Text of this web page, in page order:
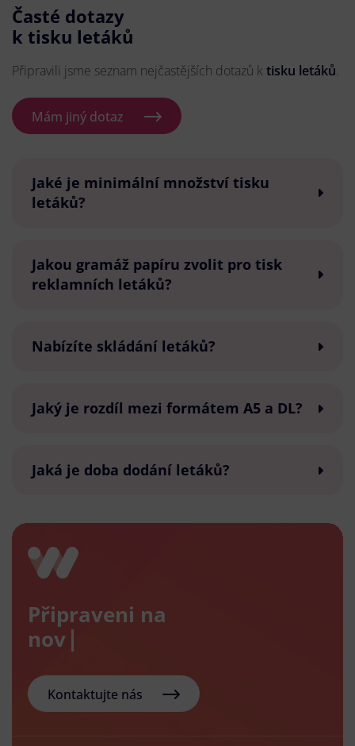
Časté dotazy
k tisku letáků
Připravili jsme seznam nejčastějších dotazů k tisku letáků.
Mám jiný dotaz
Jaké je minimální množství tisku
letáků?
Jakou gramáž papíru zvolit pro tisk
reklamních letáků?
Nabízíte skládání letáků?
Jaký je rozdíl mezi formátem A5 a DL?
Jaká je doba dodání letáků?
Připraveni na
nový e-sho
Kontaktujte nás